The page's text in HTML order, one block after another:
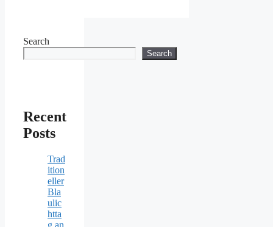
Search
Search
Recent
Posts
Trad
ition
eller
Bla
ulic
htta
g an